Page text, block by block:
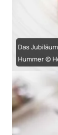
Das
Hummer ©